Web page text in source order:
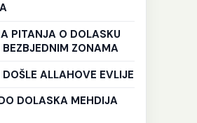
PITANJA O DOLASKU
ZONAMA
ALLAHOVE EVLIJE
DOLASKA MEHDIJA